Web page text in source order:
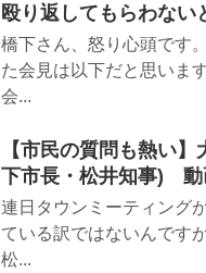
殴り返してもらわない
橋下さん、怒り心頭です
た会見は以下だと思いま
会...
【市民の質問も熱い
下市長・松井知事) 動
連日タウンミーティング
ている訳ではないんです
松...